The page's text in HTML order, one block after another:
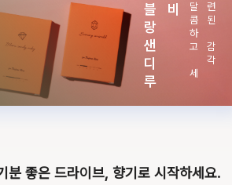
블
랑
샌
디
루 비 달
콤
하
고
세
련
된
감각
분 좋은 드라이브, 향기로 시작하세요.